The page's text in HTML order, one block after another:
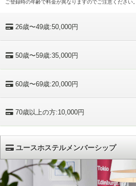
ご登録時の年齢で料金が異なりますのでご注意ください。
26歳〜49歳:50,000円
50歳〜59歳:35,000円
60歳〜69歳:20,000円
70歳以上の方:10,000円
ユースホステルメンバーシップ